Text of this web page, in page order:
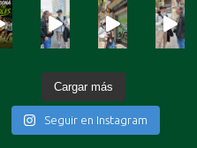
Cargar más
Seguir en Instagram